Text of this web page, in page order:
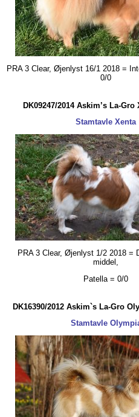
PRA 3 Clear, Øjenlyst 16/1 2018 =
0/0
DK09247/2014 Askim’s La-Gro
Stamtavle Xenta
PRA 3 Clear, Øjenlyst 1/2 2018 =
middel,
Patella = 0/0
DK16390/2012 Askim`s La-Gro
Stamtavle